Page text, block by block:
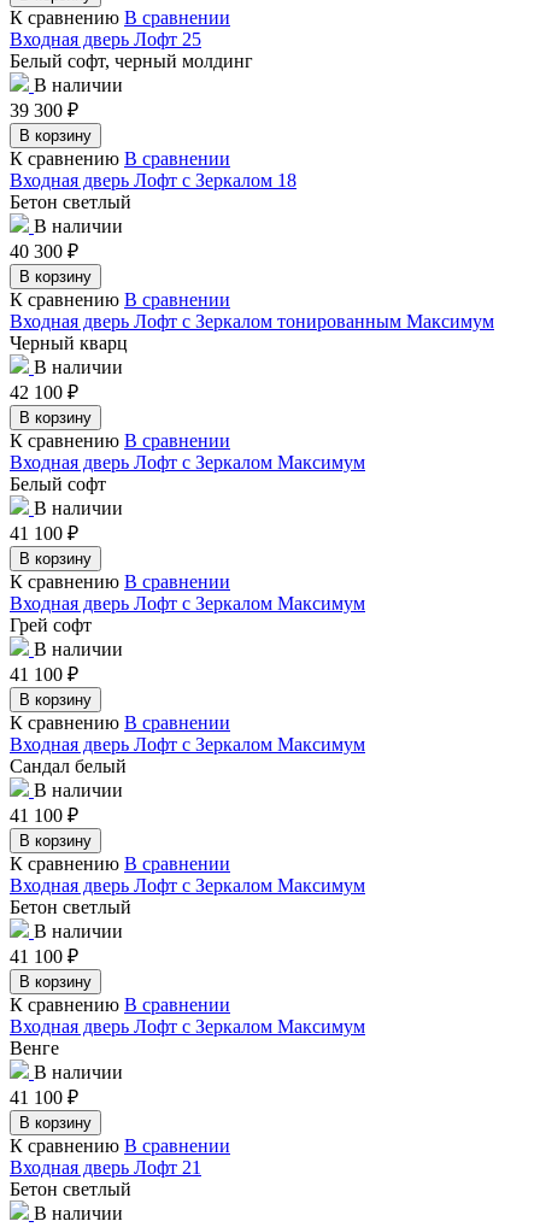
К сравнению В сравнении
Входная дверь Лофт 25
Белый софт, черный молдинг
В наличии
39 300 ₽
В корзину
К сравнению В сравнении
Входная дверь Лофт с Зеркалом 18
Бетон светлый
В наличии
40 300 ₽
В корзину
К сравнению В сравнении
Входная дверь Лофт с Зеркалом тонированным Максимум
Черный кварц
В наличии
42 100 ₽
В корзину
К сравнению В сравнении
Входная дверь Лофт с Зеркалом Максимум
Белый софт
В наличии
41 100 ₽
В корзину
К сравнению В сравнении
Входная дверь Лофт с Зеркалом Максимум
Грей софт
В наличии
41 100 ₽
В корзину
К сравнению В сравнении
Входная дверь Лофт с Зеркалом Максимум
Сандал белый
В наличии
41 100 ₽
В корзину
К сравнению В сравнении
Входная дверь Лофт с Зеркалом Максимум
Бетон светлый
В наличии
41 100 ₽
В корзину
К сравнению В сравнении
Входная дверь Лофт с Зеркалом Максимум
Венге
В наличии
41 100 ₽
В корзину
К сравнению В сравнении
Входная дверь Лофт 21
Бетон светлый
В наличии